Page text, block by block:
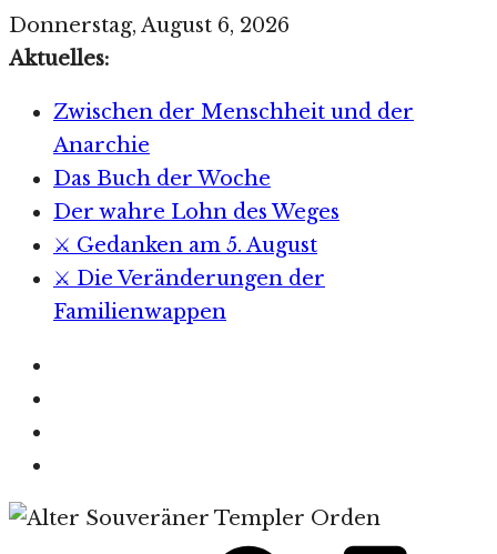
Zum
Inhalt
Donnerstag, August 6, 2026
Aktuelles:
Zwischen der Menschheit und der
Anarchie
Das Buch der Woche
Der wahre Lohn des Weges
⚔️ Gedanken am 5. August
⚔️ Die Veränderungen der
Familienwappen